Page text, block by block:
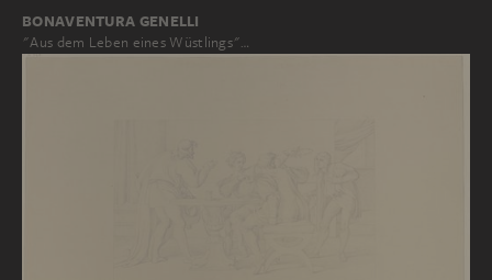
BONAVENTURA GENELLI
"Aus dem Leben eines Wüstlings"…